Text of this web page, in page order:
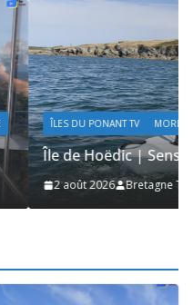
/ VOILE / NAUTISME
en Open Skiff